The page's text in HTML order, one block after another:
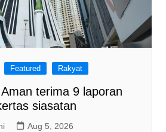
Featured Rakyat
terima 9 laporan
siasatan
Aug 5, 2026